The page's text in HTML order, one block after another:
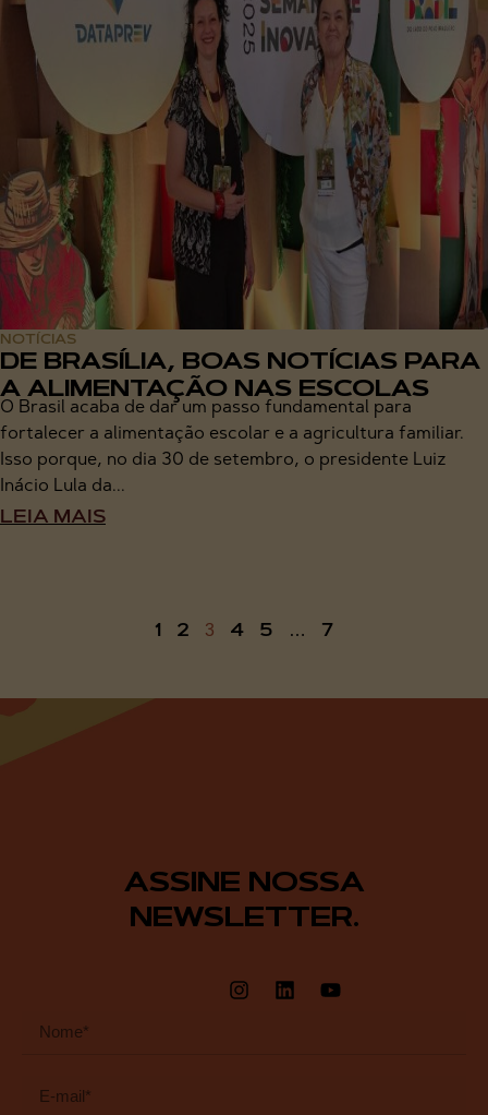
NOTÍCIAS
DE BRASÍLIA, BOAS NOTÍCIAS PARA
A ALIMENTAÇÃO NAS ESCOLAS
O Brasil acaba de dar um passo fundamental para
fortalecer a alimentação escolar e a agricultura familiar.
Isso porque, no dia 30 de setembro, o presidente Luiz
Inácio Lula da...
LEIA MAIS
1 2 3 4 5 … 7
ASSINE NOSSA
NEWSLETTER.